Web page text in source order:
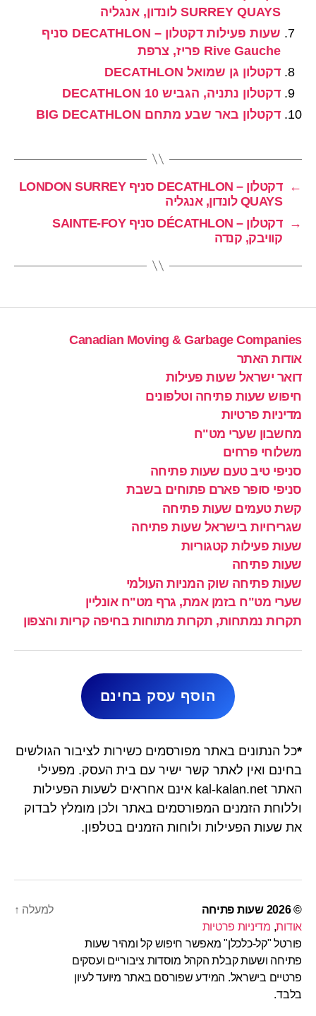
SURREY QUAYS לונדון, אנגליה
שעות פעילות דקטלון – DECATHLON סניף
Rive Gauche פריז, צרפת
דקטלון גן שמואל DECATHLON
דקטלון נתניה, הגביש 10 DECATHLON
דקטלון באר שבע מתחם BIG DECATHLON
←
דקטלון – DECATHLON סניף LONDON SURREY
QUAYS לונדון, אנגליה
→
דקטלון – DÉCATHLON סניף SAINTE-FOY
קוויבק, קנדה
Canadian Moving & Garbage Companies
אודות האתר
דואר ישראל שעות פעילות
חיפוש שעות פתיחה וטלפונים
מדיניות פרטיות
מחשבון שערי מט"ח
משלוחי פרחים
סניפי טיב טעם שעות פתיחה
סניפי סופר פארם פתוחים בשבת
קשת טעמים שעות פתיחה
שגרירויות בישראל שעות פתיחה
שעות פעילות קטגוריות
שעות פתיחה
שעות פתיחה שוק המניות העולמי
שערי מט"ח בזמן אמת, גרף מט"ח אונליין
תקרות נמתחות, תקרות מתוחות בחיפה קריות והצפון
הוסף עסק בחינם
*כל הנתונים באתר מפורסמים כשירות לציבור הגולשים
בחינם ואין לאתר קשר ישיר עם בית העסק. מפעילי
האתר kal-kalan.net אינם אחראים לשעות הפעילות
וללוחת הזמנים המפורסמים באתר ולכן מומלץ לבדוק
את שעות הפעילות ולוחות הזמנים בטלפון.
© 2026
שעות פתיחה
אודות, מדיניות פרטיות
פורטל "קל-כלכלן" מאפשר חיפוש קל ומהיר שעות
פתיחה ושעות קבלת הקהל מוסדות ציבוריים ועסקים
פרטיים בישראל. המידע שפורסם באתר מיועד לעיון
בלבד.
למעלה ↑